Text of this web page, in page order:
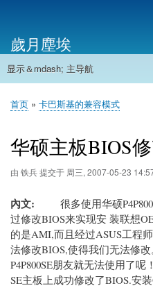
帐
户
菜
单
歲月塵埃
主
航
显示＆mdash; 主导航
首页
面
屑
首页 卡巴斯基的兼容模式
华硕主板BIOS
由 铁兵提交于 周三, 2007-05-23
內文
很多使用华硕P4P800
过修改BIOS来实现安 装联想
的是AMI,而且经过ASUS工程
法修改BIOS,使得我们无法修改
P4P800SE朋友就无法使用了呢
SE主板上成功修改了BIOS.安